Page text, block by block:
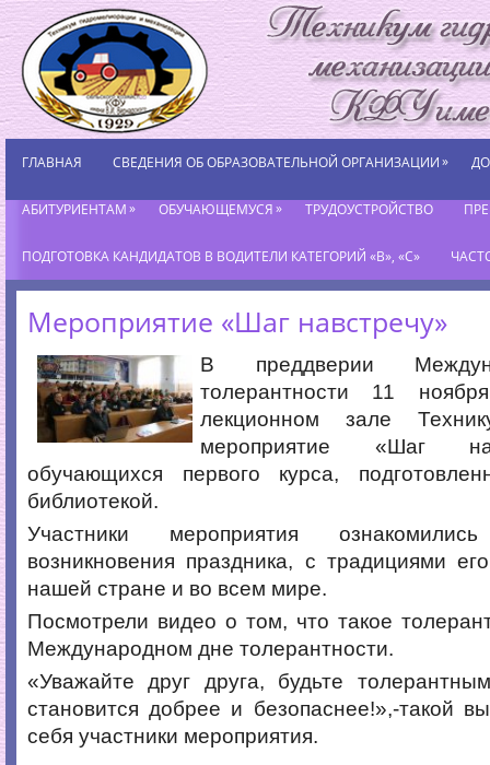
ГЛАВНАЯ СВЕДЕНИЯ ОБ ОБРАЗОВАТЕЛЬНОЙ ОРГАНИЗАЦИИ»
АБИТУРИЕНТАМ» ОБУЧАЮЩЕМУСЯ» ТРУДОУСТРОЙСТВО
ПОДГОТОВКА КАНДИДАТОВ В ВОДИТЕЛИ КАТЕГОРИЙ «В», «С»
Мероприятие «Шаг навстречу»
В преддверии
толерантности 11
лекционном зале
мероприятие «Шаг
обучающихся первого курса,
библиотекой.
Участники мероприятия
возникновения праздника, с традициями
нашей стране и во всем мире.
Посмотрели видео о том, что такое
Международном дне толерантности.
«Уважайте друг друга, будьте
становится добрее и безопаснее!»,-такой
себя участники мероприятия.